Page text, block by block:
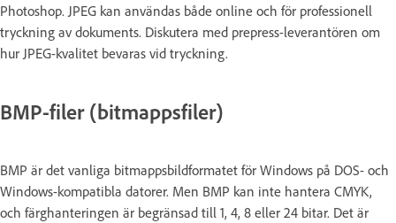
Photoshop. JPEG kan användas både online och för professionell
tryckning av dokuments. Diskutera med prepress-leverantören om
hur JPEG-kvalitet bevaras vid tryckning.
BMP-filer (bitmappsfiler)
BMP är det vanliga bitmappsbildformatet för Windows på DOS- och
Windows-kompatibla datorer. Men BMP kan inte hantera CMYK,
och färghanteringen är begränsad till 1, 4, 8 eller 24 bitar. Det är